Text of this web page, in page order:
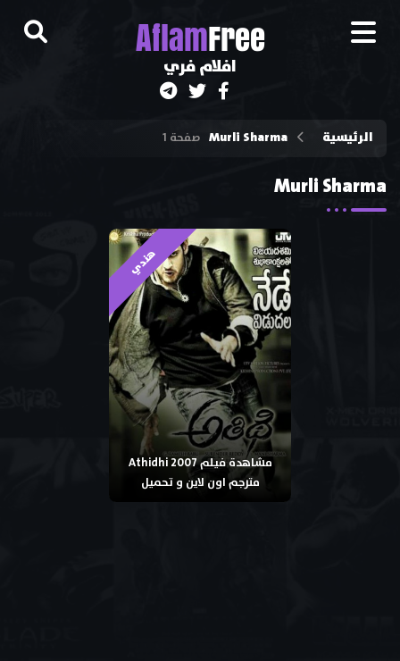
AflamFree
افلام فري
الرئيسية Murli Sharma صفحة 1
Murli Sharma
هندي
مشاهدة فيلم Athidhi 2007
مترجم اون لاين و تحميل